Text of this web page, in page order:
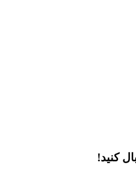
کنید!